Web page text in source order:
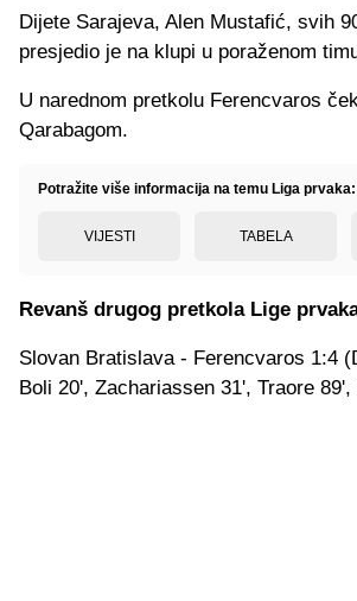
Dijete Sarajeva, Alen Mustafić, svih
presjedio je na klupi u poraženom
U narednom pretkolu Ferencvaros
Qarabagom.
Potražite više informacija na temu Liga prvaka:
VIJESTI TABELA
Revanš drugog pretkola Lige
Slovan Bratislava - Ferencvaros 1:4
Boli 20', Zachariassen 31', Traore 89',